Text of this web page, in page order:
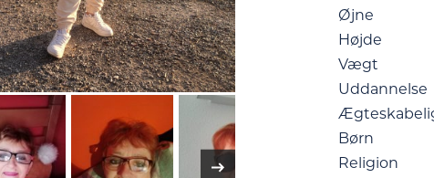
Øjne
Højde
Vægt
Uddannelse
Børn
Religion